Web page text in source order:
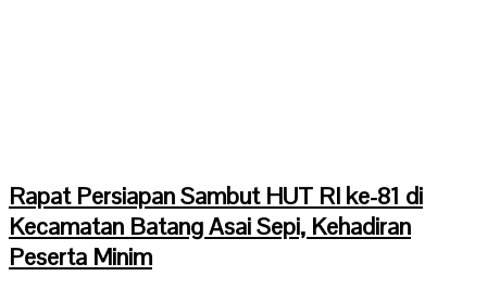
Rapat Persiapan Sambut HUT RI ke-81 di
Kecamatan Batang Asai Sepi, Kehadiran
Peserta Minim